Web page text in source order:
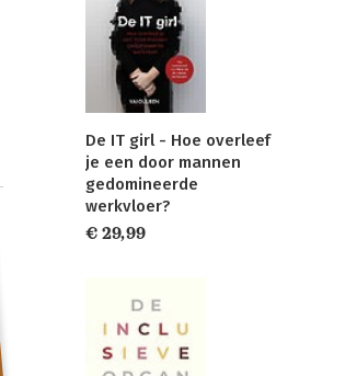
De IT girl - Hoe overleef
je een door mannen
gedomineerde
werkvloer?
€ 29,99